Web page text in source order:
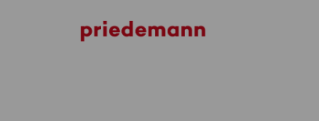
German Museum of Technology